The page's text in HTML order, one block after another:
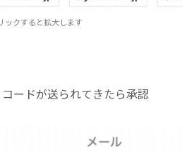
ックすると拡大します
ードが送られてきたら承認